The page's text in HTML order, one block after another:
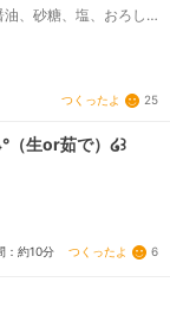
、砂糖、塩、おろし
つくったよ 25
（生or茹で）໒꒱
：約10分 つくったよ 6